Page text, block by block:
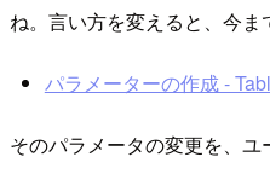
ね。言い方を変えると、今ま
パラメーターの作成 -
そのパラメータの変更を、